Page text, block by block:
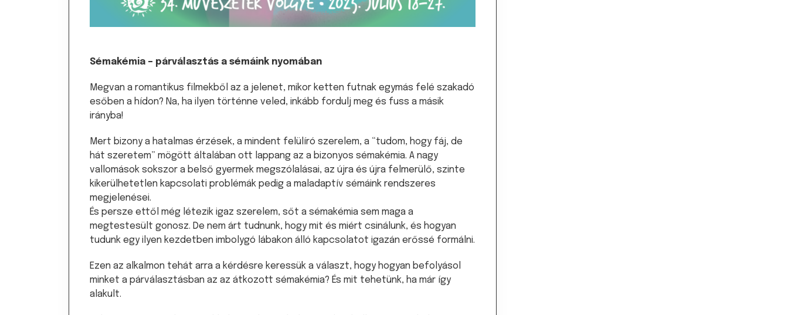
Sémakémia – párválasztás a sémáink nyomában
Megvan a romantikus filmekből az a jelenet, mikor ketten futnak egymás felé szakadó
esőben a hídon? Na, ha ilyen történne veled, inkább fordulj meg és fuss a másik
irányba!
Mert bizony a hatalmas érzések, a mindent felülíró szerelem, a “tudom, hogy fáj, de
hát szeretem” mögött általában ott lappang az a bizonyos sémakémia. A nagy
vallomások sokszor a belső gyermek megszólalásai, az újra és újra felmerülő, szinte
kikerülhetetlen kapcsolati problémák pedig a maladaptív sémáink rendszeres
megjelenései.
És persze ettől még létezik igaz szerelem, sőt a sémakémia sem maga a
megtestesült gonosz. De nem árt tudnunk, hogy mit és miért csinálunk, és hogyan
tudunk egy ilyen kezdetben imbolygó lábakon álló kapcsolatot igazán erőssé formálni.
Ezen az alkalmon tehát arra a kérdésre keressük a választ, hogy hogyan befolyásol
minket a párválasztásban az az átkozott sémakémia? És mit tehetünk, ha már így
alakult.